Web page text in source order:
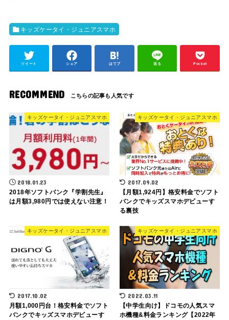
キッズケータイ・ジュニアスマホ
ツイート シェア はてブ 送る Pocket
RECOMMEND
キッズケータイ・ジュニアスマホ
2018.01.23
2018年ソフトバンク『学割先生』
は月額3,980円では使えない注意！
キッズケータイ・ジュニアスマホ
2017.09.02
【月額1,924円】格安料金でソフト
バンクでキッズスマホデビューす
る裏技
キッズケータイ・ジュニアスマホ
2017.10.02
月額1,000円台！格安料金でソフト
バンクでキッズスマホデビューす
キッズケータイ・ジュニアスマホ
2022.03.11
【中学生向け】ドコモの人気スマ
ホ機種&料金ランキング【2022年